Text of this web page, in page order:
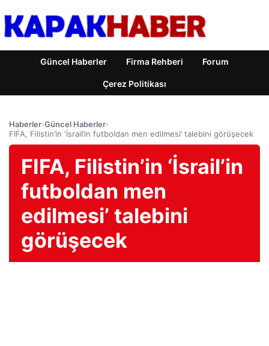
Güncel Haberler Firma Rehberi Forum
Çerez Politikası
Haberler›Güncel Haberler›
FIFA, Filistin’in ‘İsrail’in futboldan men edilmesi’ talebini görüşecek
FIFA, Filistin’in ‘İsrail’in
futboldan men
edilmesi’ talebini
görüşecek